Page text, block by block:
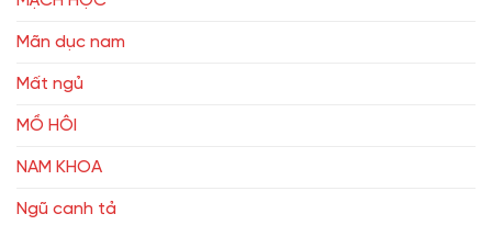
Mãn dục nam
Mất ngủ
MỒ HÔI
NAM KHOA
Ngũ canh tả